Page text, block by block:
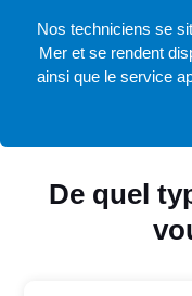
De quel
Nos techniciens se
Mer et se rendent
ainsi que le service